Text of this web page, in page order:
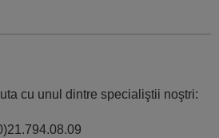
cu unul dintre specialiştii noştri: